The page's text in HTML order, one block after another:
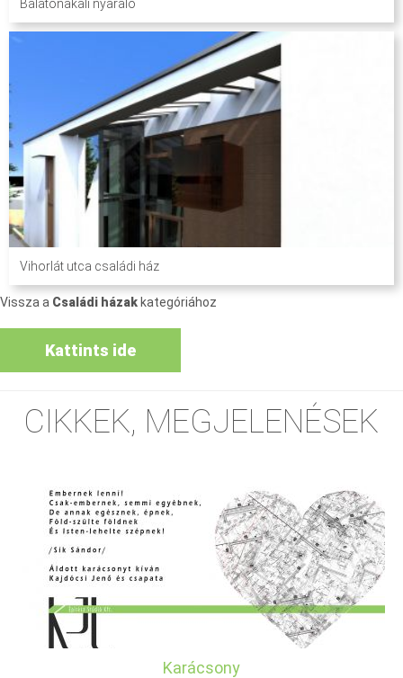
Balatonakali nyaraló
Vihorlát utca családi ház
Vissza a Családi házak kategóriához
Kattints ide
CIKKEK, MEGJELENÉSEK
Karácsony